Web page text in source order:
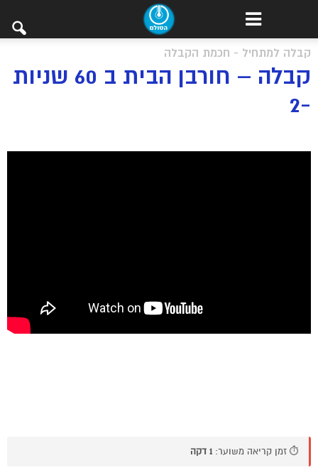
קבלה למתחיל - חכמת הקבלה
קבלה – חורבן הבית ב 60 שניות
-2
⏱️ זמן קריאה משוער: 1 דקה